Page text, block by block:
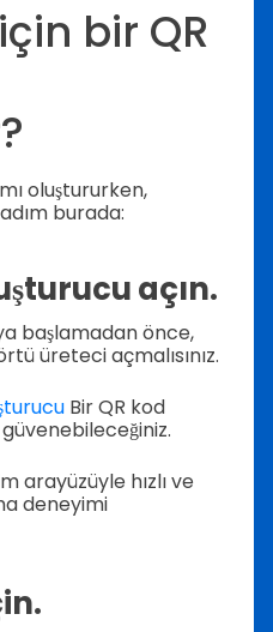
bir QR
oluştururken,
burada:
açın.
başlamadan önce,
üreteci açmalısınız.
Bir QR kod
arayüzüyle hızlı ve
deneyimi